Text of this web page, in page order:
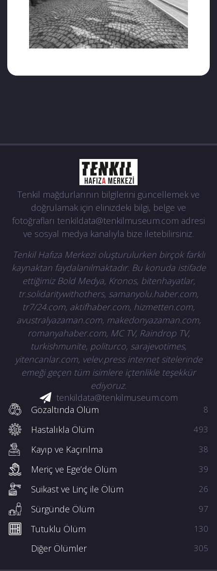
Çiğdem Bayrakçeken, Bursa Adliyesinde
düzenlenen cenaze töreninin ardından
meslektaşlarının gözyaşları eşliğinde son
yolculuğuna uğurlandı.
Tenkil mağdurlarının bilgilerini güncellemek ve
doğrulamak için elinizdeki bilgi, belge ve
fotoğrafları tenkildata@tenkilmuseum.com adresi
ve sosyal medya kanalıyla bize iletebilirsiniz.
Tenkil Hafıza Merkezi oluşturulurken birçok farklı
kaynaktan faydalanılmaktadır. Bu konuda istifade
ettiğimiz Bold Medya, Kronos, bitenhayatlar,
tr.solidaritywithothers, samanyolu.haber.com,
tr7/24.com, aktifhaber.com, hizmetten.com,
avustralyazaman.com, makedonyazaman.com,
romanyahaber.com, MC TV, Raindrop TV,
turkishmunite, politurco, sarajevotimes,
yitencanlar.com, velev.press internet sitelerinde
emeği geçen tüm isimlere içtenlikle teşekkür
ediyoruz.
tenkildata@tenkilmuseum.com
Gözaltında Ölüm
8
Hastalıkla Ölüm 493
Kayıp ve Kaçırılma 38
Meriç ve Ege’de Ölüm 39
Suikast ve Linç ile Ölüm 26
Sürgünde Ölüm 97
Tutuklu Ölüm 130
Diğer Ölümler 305